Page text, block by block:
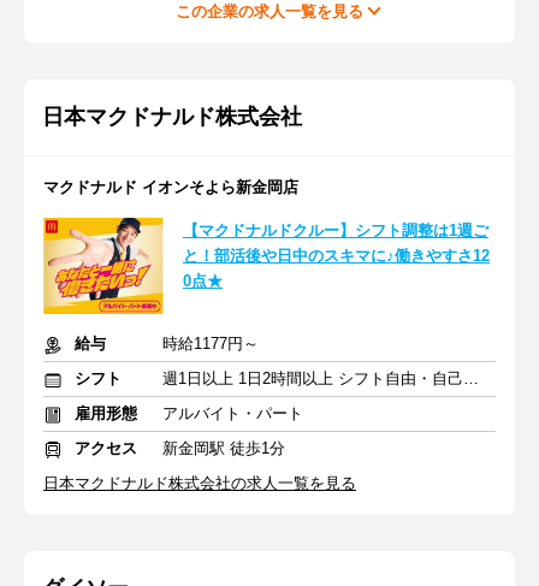
この企業の求人一覧を見る
日本マクドナルド株式会社
マクドナルド イオンそよら新金岡店
【マクドナルドクルー】シフト調整は1週ご
と！部活後や日中のスキマに♪働きやすさ12
0点★
給与
時給1177円～
シフト
週1日以上 1日2時間以上 シフト自由・自己申告
雇用形態
アルバイト・パート
アクセス
新金岡駅 徒歩1分
日本マクドナルド株式会社の求人一覧を見る